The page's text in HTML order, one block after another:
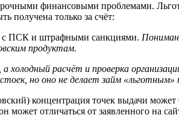
финансовыми проблемами.
получена только за счёт:
с ПСК и штрафными санкциями.
продуктам.
расчёт и проверка
но оно не делает займ «льготным»
концентрация точек выдачи
отличаться от заявленного на